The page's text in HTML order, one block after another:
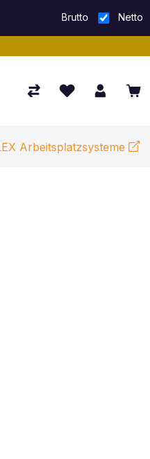
Brutto Netto
Arbeitsplatzsysteme